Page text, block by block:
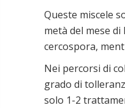
Queste miscele
metà del mese
cercospora,
Nei percorsi di
grado di
solo 1-2